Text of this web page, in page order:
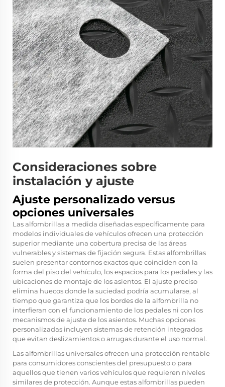
Consideraciones sobre
instalación y ajuste
Ajuste personalizado versus
opciones universales
Las alfombrillas a medida diseñadas específicamente para
modelos individuales de vehículos ofrecen una protección
superior mediante una cobertura precisa de las áreas
vulnerables y sistemas de fijación segura. Estas alfombrillas
suelen presentar contornos exactos que coinciden con la
forma del piso del vehículo, los espacios para los pedales y las
ubicaciones de montaje de los asientos. El ajuste preciso
elimina huecos donde la suciedad podría acumularse, al
tiempo que garantiza que los bordes de la alfombrilla no
interfieran con el funcionamiento de los pedales ni con los
mecanismos de ajuste de los asientos. Muchas opciones
personalizadas incluyen sistemas de retención integrados
que evitan deslizamientos o arrugas durante el uso normal.
Las alfombrillas universales ofrecen una protección rentable
para consumidores conscientes del presupuesto o para
aquellos que tienen varios vehículos que requieren niveles
similares de protección. Aunque estas alfombrillas pueden